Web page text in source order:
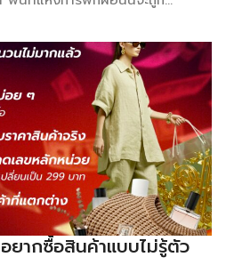
คัญกับการทำธุรกิจแบบที่คาดไม่ถึง
ที่นำระบบ NeuroSpot Barista
Monitoring Video
จับการทำงานของบาริสต้าว่าวันนี้
ลาชงกี่นาที รวมถึงตรวจจับ
ช้บริการว่านั่งในร้านนานเท่าไหร่
มาในรูปแบบของวิดีโอเพื่อควบคุม
อบลูกค้า โดยมีเป้าหมายสำคัญคือ
ลดเวลารอ อย่างไรก็ตาม อีกมุมหนึ่ง
ละเมิดสิทธิส่วนบุคคลหรือไม่ เพราะ
าศที่มีความผ่อนคลาย มากกว่าการ
จึงเป็นคำถามตามมาว่า อนาคต
ยากซื้อสินค้าแบบไม่รู้ตัว